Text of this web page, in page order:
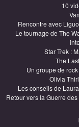
10
Rencontre avec
Le tournage de The
Star Trek :
The
Un groupe de
Olivia
Les conseils de
Retour vers la Guerre